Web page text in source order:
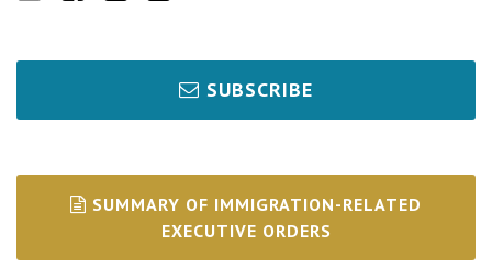
SUBSCRIBE
SUMMARY OF IMMIGRATION-RELATED
EXECUTIVE ORDERS